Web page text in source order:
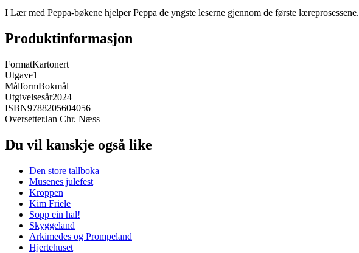
I Lær med Peppa-bøkene hjelper Peppa de yngste leserne gjennom de første læreprosessene.
Produktinformasjon
FormatKartonert
Utgave1
MålformBokmål
Utgivelsesår2024
ISBN9788205604056
OversetterJan Chr. Næss
Du vil kanskje også like
Den store tallboka
Musenes julefest
Kroppen
Kim Friele
Sopp ein hal!
Skyggeland
Arkimedes og Prompeland
Hjertehuset